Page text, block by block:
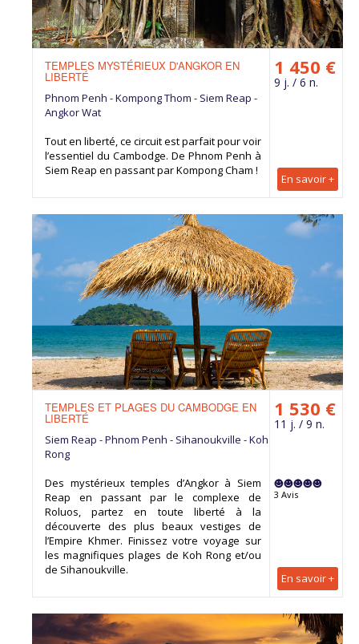
1 450 €
9 j. / 6 n.
En savoir +
TEMPLES MYSTÉRIEUX D'ANGKOR EN
LIBERTÉ
Phnom Penh - Kompong Thom - Siem Reap -
Angkor Wat
Tout en liberté, ce circuit est parfait pour voir
l’essentiel du Cambodge. De Phnom Penh à
Siem Reap en passant par Kompong Cham !
1 530 €
11 j. / 9 n.
3 Avis
En savoir +
TEMPLES ET PLAGES DU CAMBODGE EN
LIBERTÉ
Siem Reap - Phnom Penh - Sihanoukville - Koh
Rong
Des mystérieux temples d’Angkor à Siem
Reap en passant par le complexe de
Roluos, partez en toute liberté à la
découverte des plus beaux vestiges de
l’Empire Khmer. Finissez votre voyage sur
les magnifiques plages de Koh Rong et/ou
de Sihanoukville.